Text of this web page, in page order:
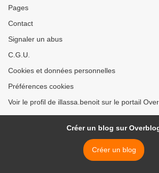
Pages
Contact
Signaler un abus
C.G.U.
Cookies et données personnelles
Préférences cookies
Voir le profil de illassa.benoit sur le portail
Créer un blog sur
Créer un blog